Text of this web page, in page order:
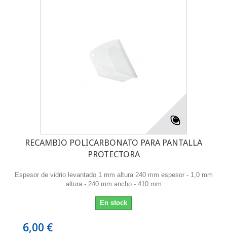
RECAMBIO POLICARBONATO PARA PANTALLA
PROTECTORA
Espesor de vidrio levantado 1 mm altura 240 mm espesor - 1,0 mm
altura - 240 mm ancho - 410 mm
En stock
6,00 €